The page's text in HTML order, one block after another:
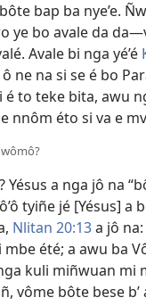
bap ba nye’e.
ye bo avale da
Avale bi nga yé’é
ne na si se é bo
é to teke bita, awu
nnôm éto si va e
wômô?
Yésus a nga jô na
tyiñe jé [Yésus] a
Nlitan 20:13a jô
été; a awu ba
kuli miñwuan mi
vôme bôte bese